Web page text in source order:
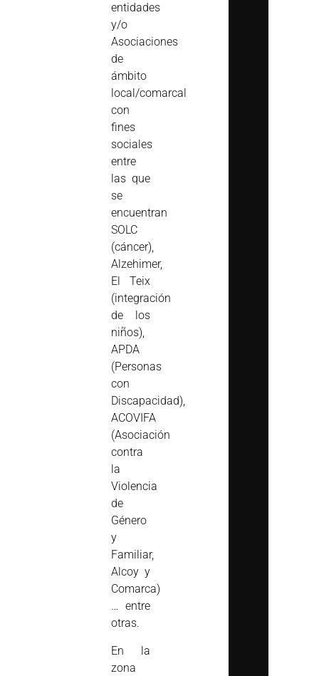
entidades
y/o
Asociaciones
de
ámbito
local/comarcal
con
fines
sociales
entre
las que
se
encuentran
SOLC
(cáncer),
Alzehimer,
El Teix
(integración
de los
niños),
APDA
(Personas
con
Discapacidad),
ACOVIFA
(Asociación
contra
la
Violencia
de
Género
y
Familiar,
Alcoy y
Comarca)
… entre
otras.
En la
zona